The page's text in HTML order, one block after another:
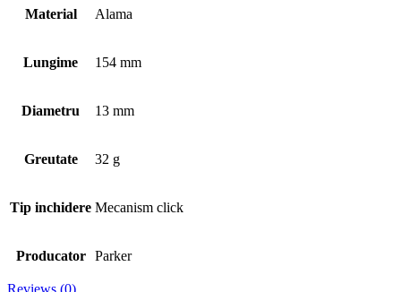
Material Alama
Lungime 154 mm
Diametru 13 mm
Greutate 32 g
Tip inchidere Mecanism click
Producator Parker